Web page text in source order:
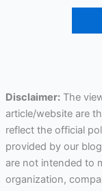
Disclaimer:The
article/website are
reflect the official
provided by our
are not intended to
organization,